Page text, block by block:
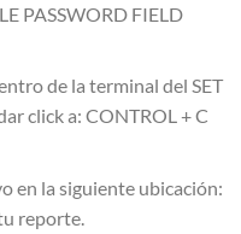
PASSWORD FIELD
de la terminal del SET
click a: CONTROL + C
en la siguiente ubicación:
reporte.